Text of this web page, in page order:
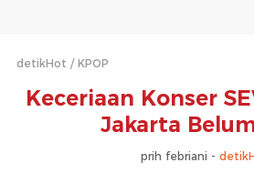
detikHot KPOP
Keceriaan Konser
Jakarta
prih febriani -